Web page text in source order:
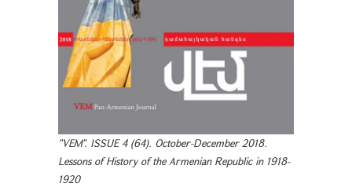
"VEM". ISSUE 4 (64). October-December 2018.
Lessons of History of the Armenian Republic in 1918-
1920